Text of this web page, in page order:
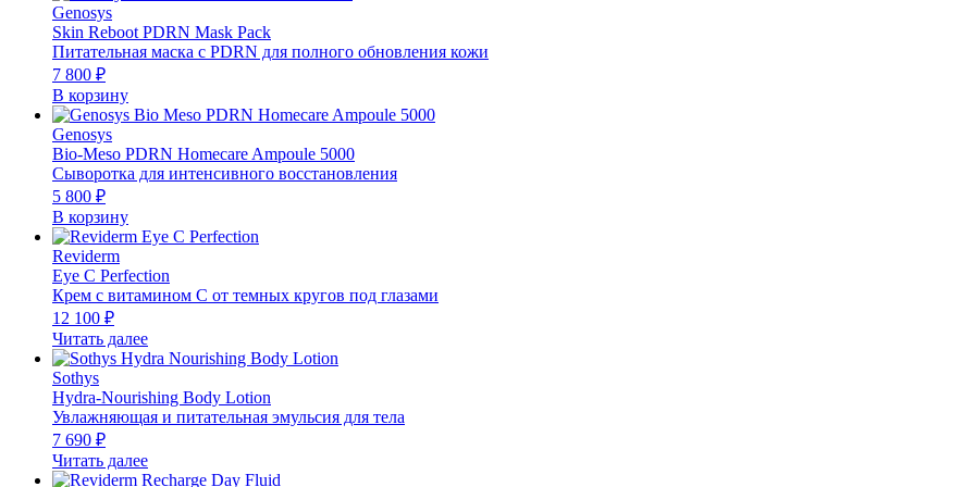
Genosys
Skin Reboot PDRN Mask Pack
Питательная маска с PDRN для полного обновления кожи
7 800 ₽
В корзину
Genosys
Bio-Meso PDRN Homecare Ampoule 5000
Cыворотка для интенсивного восстановления
5 800 ₽
В корзину
Reviderm
Eye C Perfection
Крем с витамином С от темных кругов под глазами
12 100 ₽
Читать далее
Sothys
Hydra-Nourishing Body Lotion
Увлажняющая и питательная эмульсия для тела
7 690 ₽
Читать далее